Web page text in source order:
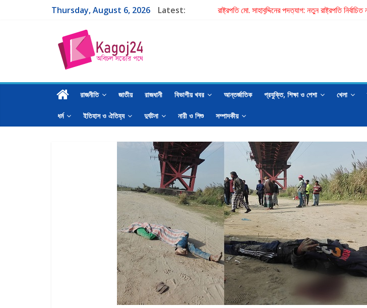
Thursday, August 6, 2026 Latest:
রাষ্ট্রপতি মো. সাহাবুদ্দিনের পদত্যাগ: নতুন রাষ্ট্রপতি
রাজনীতি জাতীয় রাজধানী বিভাগীয় খবর আন্তর্জাতিক প্রযুক্তি, শিক্ষা ও পেশা খেলা
ধর্ম ইতিহাস ও ঐতিহ্য দুর্ঘটনা নারী ও শিশু সম্পাদকীয়